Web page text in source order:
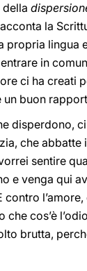
la
propria lingua
in
ci ha
buon
disperdono,
che
sentire
e venga qui
l’amore,
cos’è
brutta,